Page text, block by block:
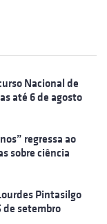
Nacional de
até 6 de agosto
regressa ao
sobre ciência
Pintasilgo
de setembro